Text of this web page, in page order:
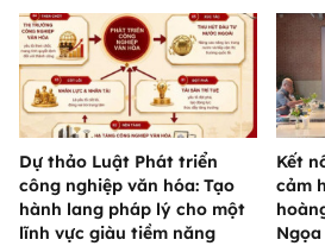
Dự thảo Luật Phát triển
công nghiệp văn hóa: Tạo
hành lang pháp lý cho một
lĩnh vực giàu tiềm năng
Kết
cảm
Ngọa